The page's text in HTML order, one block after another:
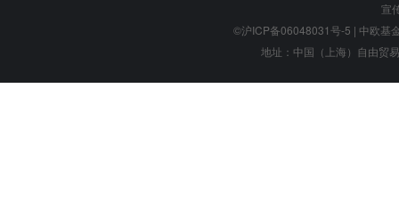
宣
©沪ICP备06048031号-5 | 中欧基
地址：中国（上海）自由贸